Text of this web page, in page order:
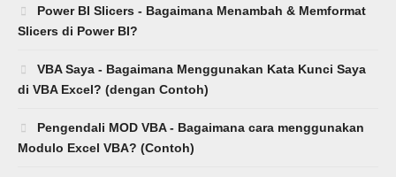
Power BI Slicers - Bagaimana Menambah & Memformat
Slicers di Power BI?
VBA Saya - Bagaimana Menggunakan Kata Kunci Saya
di VBA Excel? (dengan Contoh)
Pengendali MOD VBA - Bagaimana cara menggunakan
Modulo Excel VBA? (Contoh)